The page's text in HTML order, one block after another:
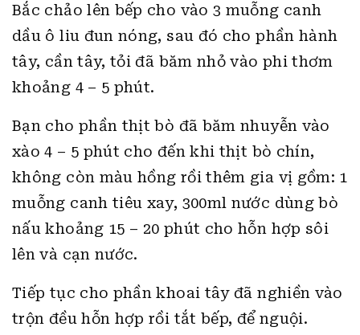
Bắc chảo lên bếp cho vào 3 muỗng canh
dầu ô liu đun nóng, sau đó cho phần hành
tây, cần tây, tỏi đã băm nhỏ vào phi thơm
khoảng 4 – 5 phút.
Bạn cho phần thịt bò đã băm nhuyễn vào
xào 4 – 5 phút cho đến khi thịt bò chín,
không còn màu hồng rồi thêm gia vị gồm: 1
muỗng canh tiêu xay, 300ml nước dùng bò
nấu khoảng 15 – 20 phút cho hỗn hợp sôi
lên và cạn nước.
Tiếp tục cho phần khoai tây đã nghiền vào
trộn đều hỗn hợp rồi tắt bếp, để nguội.